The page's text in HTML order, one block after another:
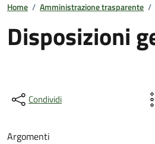
Home / Amministrazione trasparente /
Disposizioni
Condividi
Argomenti